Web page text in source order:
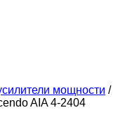
мощности /
AIA 4-2404